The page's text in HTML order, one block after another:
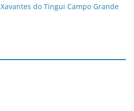
Xavantes do Tingui Campo Grande